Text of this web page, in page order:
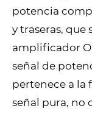
potencia
y traseras, que
amplificador
señal de
pertenece a
señal pura, no